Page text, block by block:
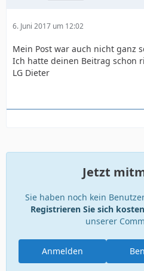
6. Juni 2017 um 12:02
Mein Post war auch nicht ganz
Ich hatte deinen Beitrag schon
LG Dieter
Jetzt
Sie haben noch kein
Registrieren Sie sich
unserer
Anmelden